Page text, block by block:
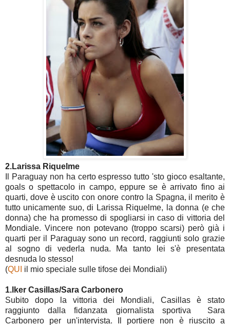
2.Larissa Riquelme
Il Paraguay non ha certo espresso tutto 'sto gioco esaltante,
goals o spettacolo in campo, eppure se è arrivato fino ai
quarti, dove è uscito con onore contro la Spagna, il merito è
tutto unicamente suo, di Larissa Riquelme, la donna (e che
donna) che ha promesso di spogliarsi in caso di vittoria del
Mondiale. Vincere non potevano (troppo scarsi) però già i
quarti per il Paraguay sono un record, raggiunti solo grazie
al sogno di vederla nuda. Ma tanto lei s'è presentata
desnuda lo stesso!
(QUI il mio speciale sulle tifose dei Mondiali)
1.Iker Casillas/Sara Carbonero
Subito dopo la vittoria dei Mondiali, Casillas è stato
raggiunto dalla fidanzata giornalista sportiva Sara
Carbonero per un'intervista. Il portiere non è riuscito a